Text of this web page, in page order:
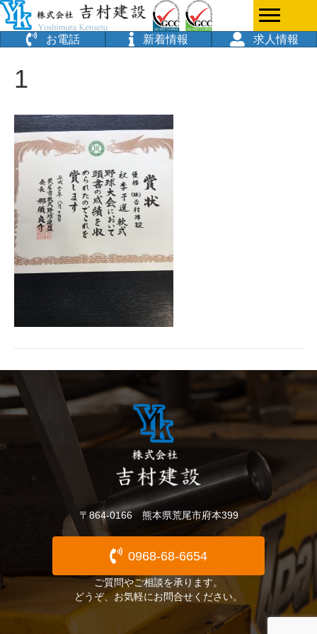
お電話 新着情報 求人情報
1
〒864-0166 熊本県荒尾市府本399
0968-68-6654
ご質問やご相談を承ります。
どうぞ、お気軽にお問合せください。